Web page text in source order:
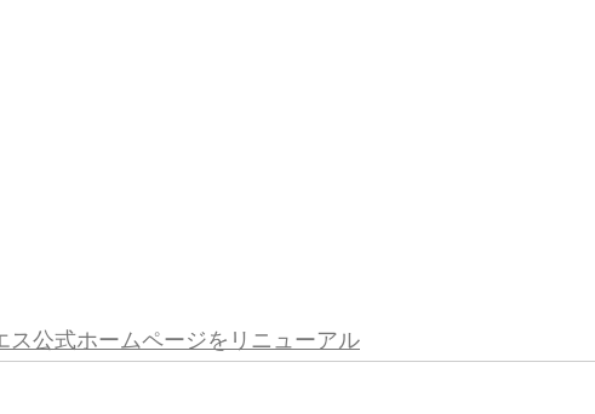
ス公式ホームページをリニューアル